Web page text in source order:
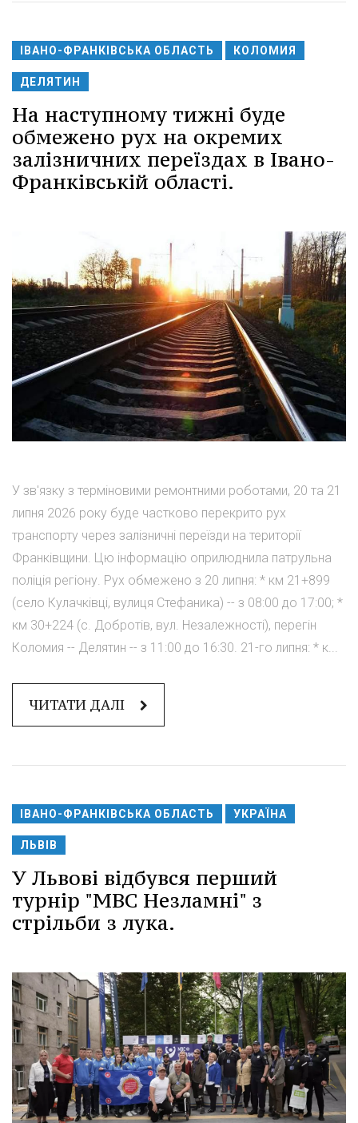
ІВАНО-ФРАНКІВСЬКА ОБЛАСТЬ КОЛОМИЯ
ДЕЛЯТИН
На наступному тижні буде
обмежено рух на окремих
залізничних переїздах в Івано-
Франківській області.
У зв'язку з терміновими ремонтними роботами, 20 та 21
липня 2026 року буде частково перекрито рух
транспорту через залізничні переїзди на території
Франківщини. Цю інформацію оприлюднила патрульна
поліція регіону. Рух обмежено з 20 липня: * км 21+899
(село Кулачківці, вулиця Стефаника) -- з 08:00 до 17:00; *
км 30+224 (с. Добротів, вул. Незалежності), перегін
Коломия -- Делятин -- з 11:00 до 16:30. 21-го липня: * к...
ЧИТАТИ ДАЛІ
ІВАНО-ФРАНКІВСЬКА ОБЛАСТЬ УКРАЇНА
ЛЬВІВ
У Львові відбувся перший
турнір "МВС Незламні" з
стрільби з лука.